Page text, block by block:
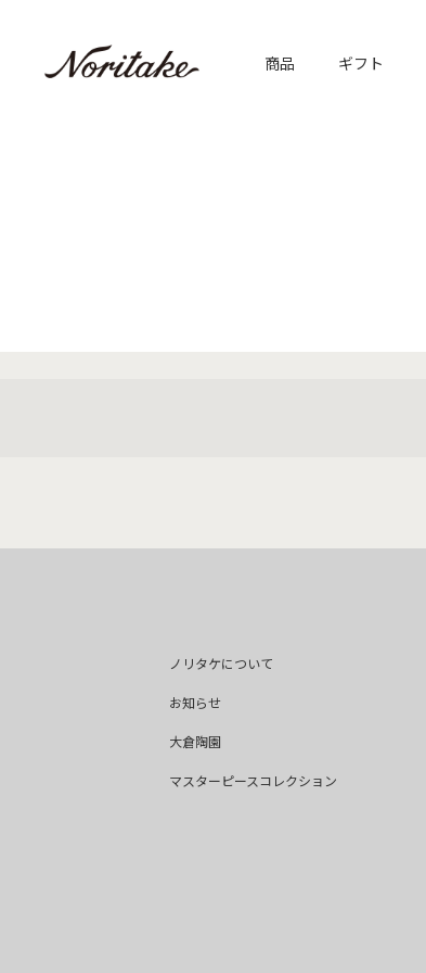
商品 ギフト
ノリタケについて
お知らせ
大倉陶園
マスターピースコレクション